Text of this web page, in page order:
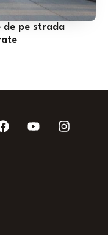
de pe strada